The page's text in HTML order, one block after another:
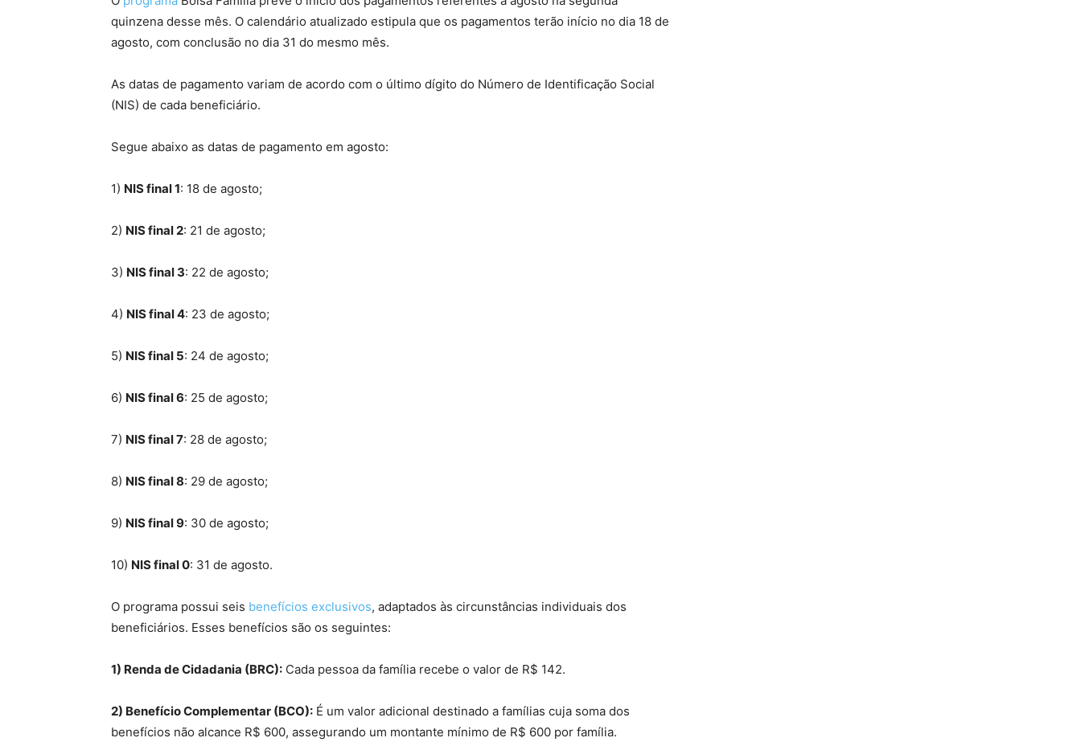
quinzena desse mês. O calendário atualizado estipula que os pagamentos terão início no dia 18 de
agosto, com conclusão no dia 31 do mesmo mês.
As datas de pagamento variam de acordo com o último dígito do Número de Identificação Social
(NIS) de cada beneficiário.
Segue abaixo as datas de pagamento em agosto:
1) NIS final 1: 18 de agosto;
2) NIS final 2: 21 de agosto;
3) NIS final 3: 22 de agosto;
4) NIS final 4: 23 de agosto;
5) NIS final 5: 24 de agosto;
6) NIS final 6: 25 de agosto;
7) NIS final 7: 28 de agosto;
8) NIS final 8: 29 de agosto;
9) NIS final 9: 30 de agosto;
10) NIS final 0: 31 de agosto.
O programa possui seis benefícios exclusivos, adaptados às circunstâncias individuais dos
beneficiários. Esses benefícios são os seguintes:
1) Renda de Cidadania (BRC): Cada pessoa da família recebe o valor de R$ 142.
2) Benefício Complementar (BCO): É um valor adicional destinado a famílias cuja soma dos
benefícios não alcance R$ 600, assegurando um montante mínimo de R$ 600 por família.